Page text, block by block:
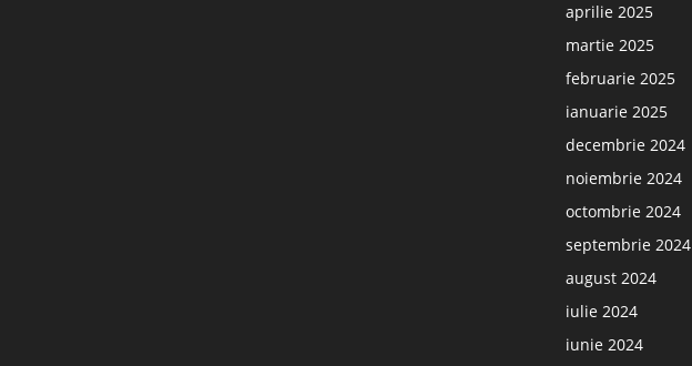
aprilie 2025
martie 2025
februarie 2025
ianuarie 2025
decembrie 2024
noiembrie 2024
octombrie 2024
septembrie 2024
august 2024
iulie 2024
iunie 2024